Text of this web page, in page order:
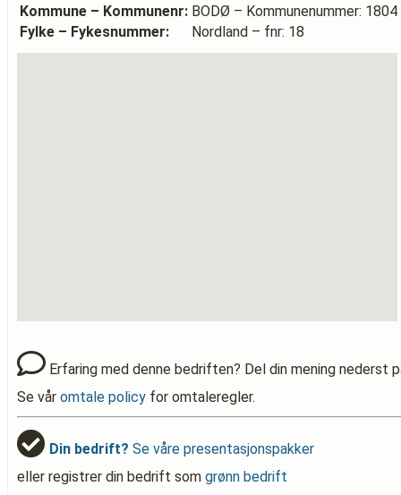
Kommune – Kommunenr: BODØ – Kommunenummer: 1804
Fylke – Fykesnummer:
Nordland – fnr: 18
Erfaring med denne bedriften? Del din mening nederst
Se vår omtale policy for omtaleregler.
Din bedrift? Se våre presentasjonspakker
eller registrer din bedrift som grønn bedrift